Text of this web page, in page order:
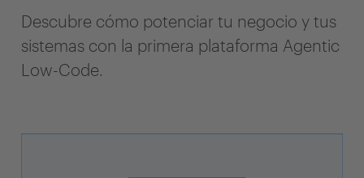
Descubre cómo potenciar tu negocio y tus
sistemas con la primera plataforma Agentic
Low-Code.